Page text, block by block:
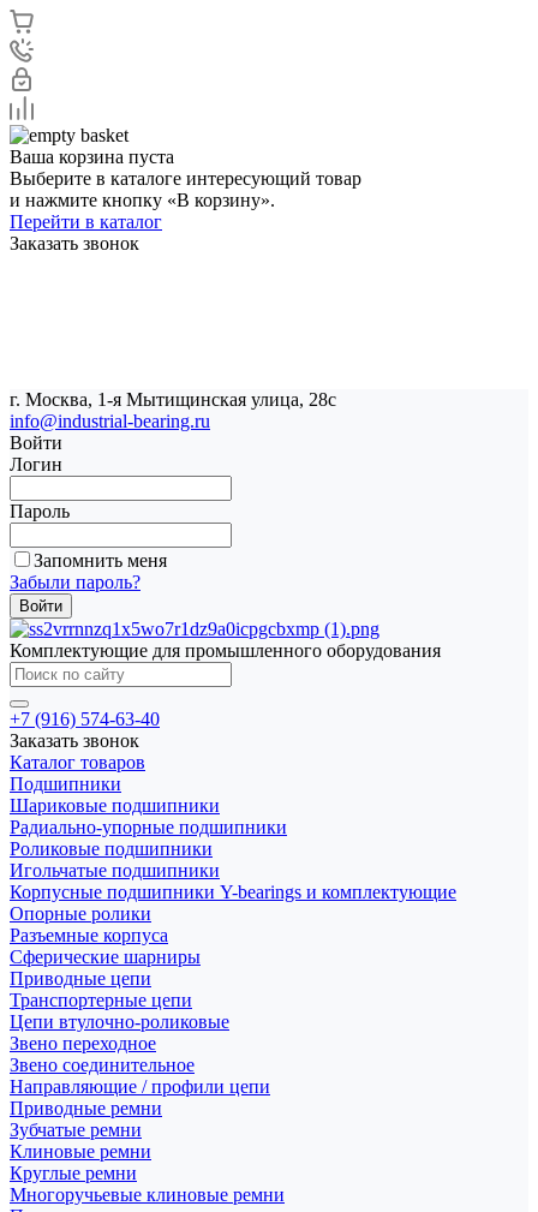
Ваша корзина пуста
Выберите в каталоге интересующий товар
и нажмите кнопку «В корзину».
Перейти в каталог
Заказать звонок
г. Москва, 1-я Мытищинская улица, 28с
info@industrial-bearing.ru
Войти
Логин
Пароль
Запомнить меня
Забыли пароль?
Комплектующие для промышленного оборудования
+7 (916) 574-63-40
Заказать звонок
Каталог товаров
Подшипники
Шариковые подшипники
Радиально-упорные подшипники
Роликовые подшипники
Игольчатые подшипники
Корпусные подшипники Y-bearings и комплектующие
Опорные ролики
Разъемные корпуса
Сферические шарниры
Приводные цепи
Транспортерные цепи
Цепи втулочно-роликовые
Звено переходное
Звено соединительное
Направляющие / профили цепи
Приводные ремни
Зубчатые ремни
Клиновые ремни
Круглые ремни
Многоручьевые клиновые ремни